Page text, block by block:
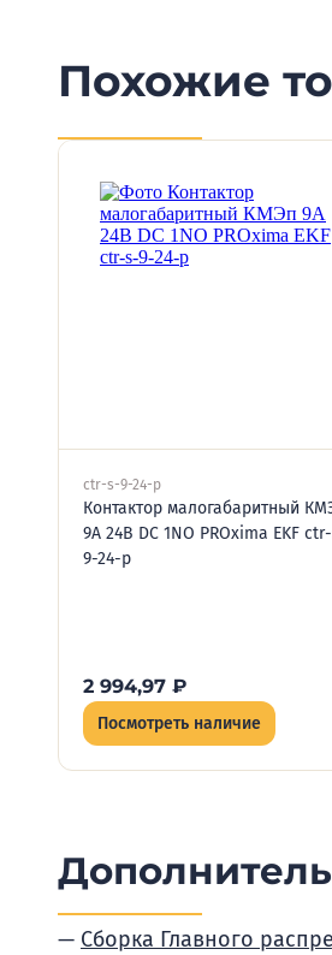
Похожие
ctr-s-9-24-p
Контактор малогабаритный
9А 24В DC 1NO PROxima EKF
9-24-p
2 994,97 ₽
Посмотреть наличие
Сборка Главного